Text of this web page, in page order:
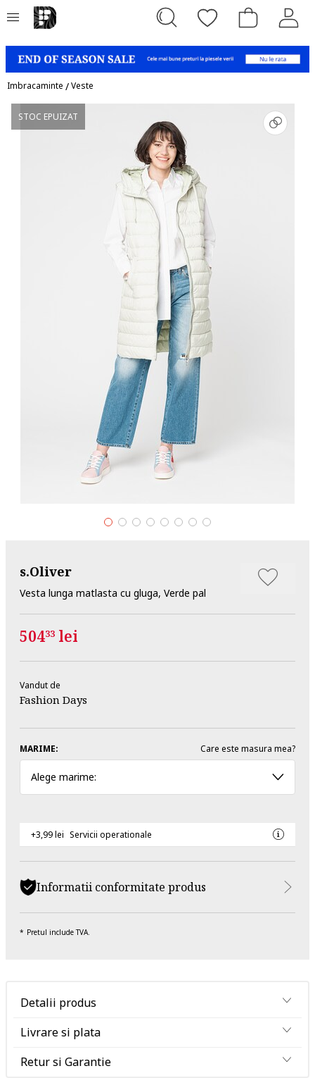
Imbracaminte /Veste
STOC EPUIZAT
s.Oliver
Vesta lunga matlasta cu gluga, Verde pal
50433 lei
Vandut de
Fashion Days
MARIME: Care este masura mea?
Alege marime:
+3,99 lei Servicii operationale
Informatii conformitate produs
Pretul include TVA.
Detalii produs
Livrare si plata
Retur si Garantie